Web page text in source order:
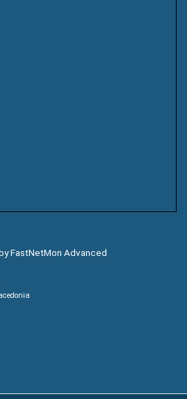
FastNetMon Advanced